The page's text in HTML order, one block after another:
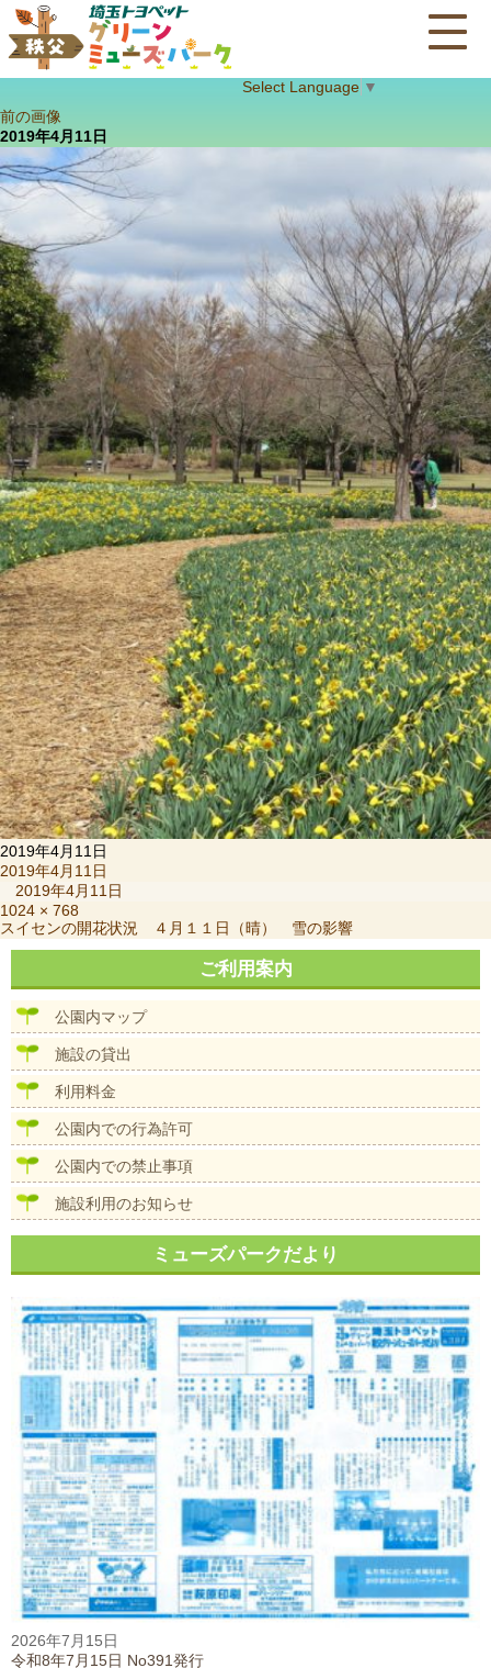
Select Language ▼
前の画像
2019年4月11日
2019年4月11日
投
日:
2019年4月11日
2019年4月11日
フ
ル
サ
ズ
1024 × 768
投
稿
ビ
スイセンの開花状況 ４月１１日（晴） 雪の影響
ご利用案内
公園内マップ
施設の貸出
利用料金
公園内での行為許可
公園内での禁止事項
施設利用のお知らせ
ミューズパークだより
2026年7月15日
令和8年7月15日 No391発行